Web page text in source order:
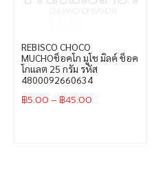
REBISCO CHOCO
MUCHOช็อคโก มูโช มิลค์ ช็อค
โกเเลต 25 กรัม รหัส
4800092660634
฿5.00– ฿45.00